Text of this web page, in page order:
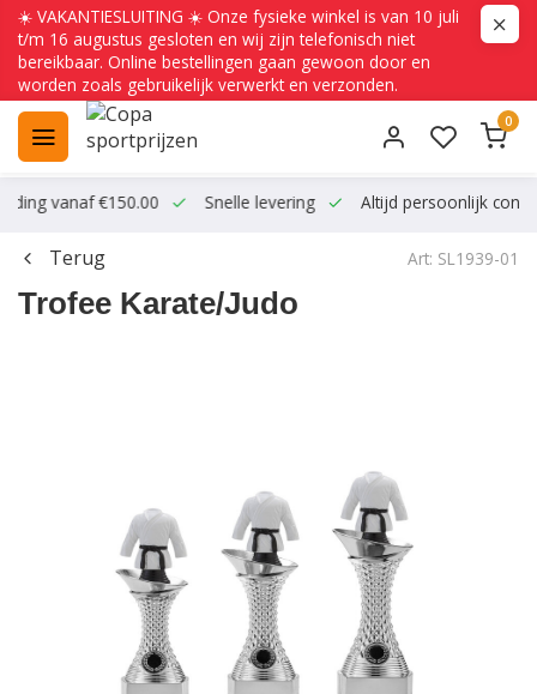
☀️ VAKANTIESLUITING ☀️ Onze fysieke winkel is van 10 juli
t/m 16 augustus gesloten en wij zijn telefonisch niet
bereikbaar. Online bestellingen gaan gewoon door en
worden zoals gebruikelijk verwerkt en verzonden.
0
vanaf €150.00 Snelle levering Altijd persoonlijk
Terug Art: SL1939-01
Trofee Karate/Judo